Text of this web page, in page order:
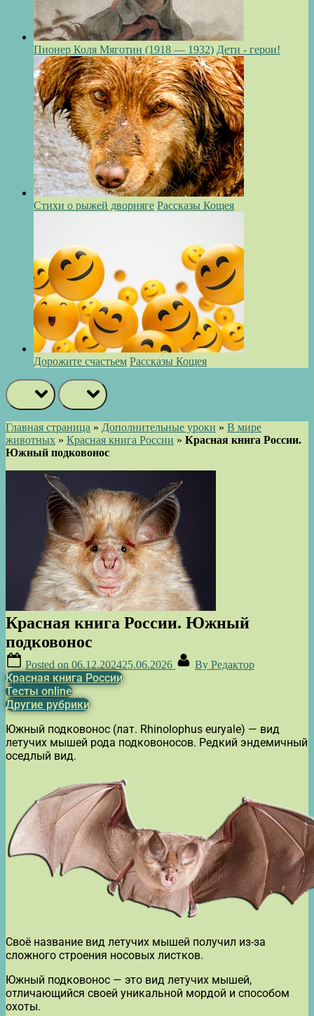
Пионер Коля Мяготин (1918 — 1932) Дети - герои!
Стихи о рыжей дворняге Рассказы Кощея
Дорожите счастьем Рассказы Кощея
Главная страница » Дополнительные уроки » В мире
животных » Красная книга России » Красная книга России.
Южный подковонос
Красная книга России. Южный
подковонос
Posted on 06.12.202425.06.2026 By Редактор
Красная книга России
Тесты online
Другие рубрики
Южный подковонос (лат. Rhinolophus euryale) — вид
летучих мышей рода подковоносов. Редкий эндемичный
оседлый вид.
Своё название вид летучих мышей получил из-за
сложного строения носовых листков.
Южный подковонос — это вид летучих мышей,
отличающийся своей уникальной мордой и способом
охоты.